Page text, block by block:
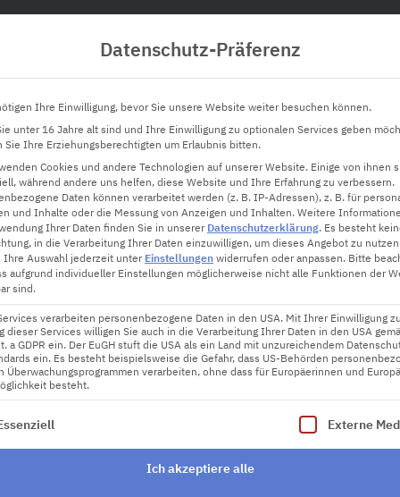
Innovation Software
Entdecke neue
Datenschutz-Präferenz
Ihre Einwilligung, bevor Sie unsere Website weiter besuchen können.
unter 16 Jahre alt sind und Ihre Einwilligung zu optionalen Services geben
Sie Ihre Erziehungsberechtigten um Erlaubnis bitten.
Cookies und andere Technologien auf unserer Website. Einige von ihnen
während andere uns helfen, diese Website und Ihre Erfahrung zu verbessern.
Daten können verarbeitet werden (z. B. IP-Adressen), z. B. für
und Inhalte oder die Messung von Anzeigen und Inhalten. Weitere
Ihrer Daten finden Sie in unserer Datenschutzerklärung. Es besteht
in die Verarbeitung Ihrer Daten einzuwilligen, um dieses Angebot zu
Ihre Auswahl jederzeit unter Einstellungen widerrufen oder anpassen. Bitte
aufgrund individueller Einstellungen möglicherweise nicht alle Funktionen der
sind.
verarbeiten personenbezogene Daten in den USA. Mit Ihrer Einwilligung
dieser Services willigen Sie auch in die Verarbeitung Ihrer Daten in den USA
a GDPR ein. Der EuGH stuft die USA als ein Land mit unzureichendem
ein. Es besteht beispielsweise die Gefahr, dass US-Behörden
Überwachungsprogrammen verarbeiten, ohne dass für Europäerinnen und
besteht.
eine Liste der Service-Gruppen, für die eine Einwilligung
Externe
Ich akzeptiere alle